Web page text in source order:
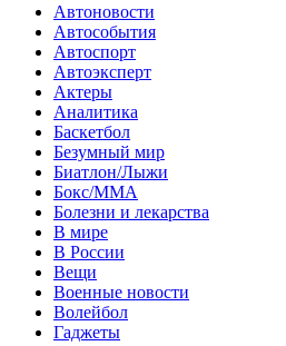
Автоновости
Автособытия
Автоспорт
Автоэксперт
Актеры
Аналитика
Баскетбол
Безумный мир
Биатлон/Лыжи
Бокс/MMA
Болезни и лекарства
В мире
В России
Вещи
Военные новости
Волейбол
Гаджеты